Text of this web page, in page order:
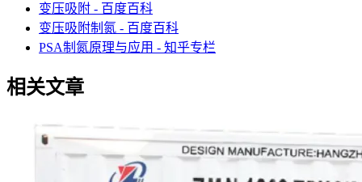
变压吸附 - 百度百科
变压吸附制氮 - 百度百科
PSA制氮原理与应用 - 知乎专栏
相关文章